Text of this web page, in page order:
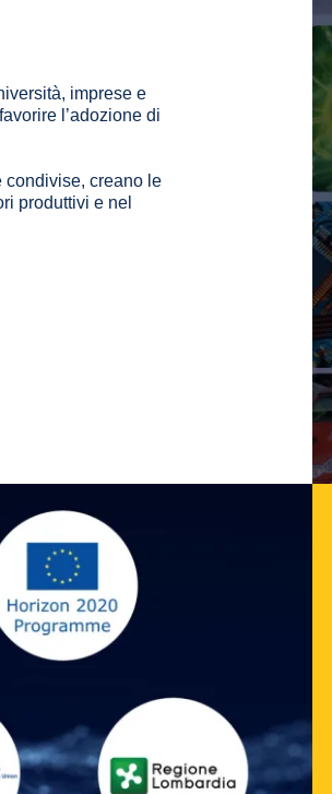
imprese e
l’adozione di
condivise, creano le
produttivi e nel